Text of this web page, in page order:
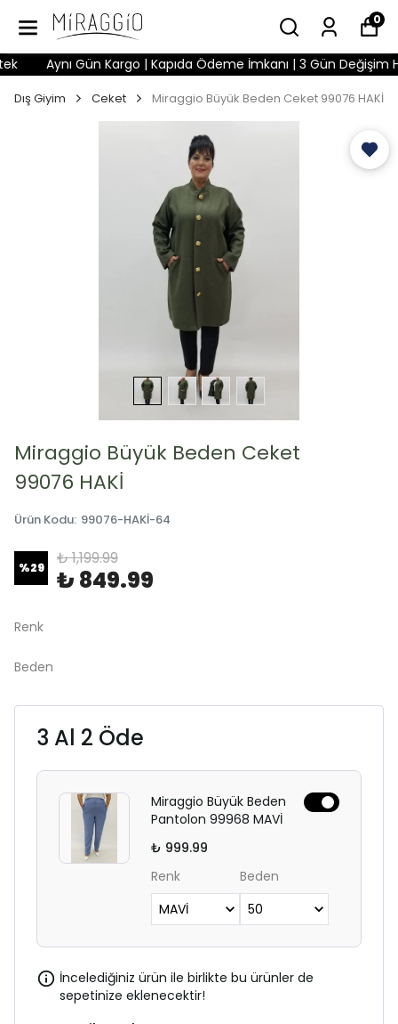
0
Aynı Gün Kargo | Kapıda Ödeme İmkanı | 3 Gün Değişim
Dış Giyim Ceket Miraggio Büyük Beden Ceket 99076 HAKİ
Miraggio Büyük Beden Ceket
99076 HAKİ
Ürün Kodu: 99076-HAKİ-64
%29 ₺ 1,199.99
₺ 849.99
Renk
Beden
3 Al 2 Öde
Miraggio Büyük Beden
Pantolon 99968 MAVİ
₺ 999.99
Renk
Beden
İncelediğiniz ürün ile birlikte bu ürünler de
sepetinize eklenecektir!